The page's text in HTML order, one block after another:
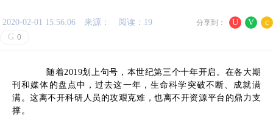
U V c
分享到：
2020-02-01 15:56:06 来源：
阅读：19
G 0
随着2019划上句号 ， 本世纪第三个十年开启 。 在各大期
刊和媒体的盘点中 ，过去这一年，生命科学突破不断、成就满
满。这离不开科研人员的攻艰克难 ，也离不开资源平台的鼎力支
撑。